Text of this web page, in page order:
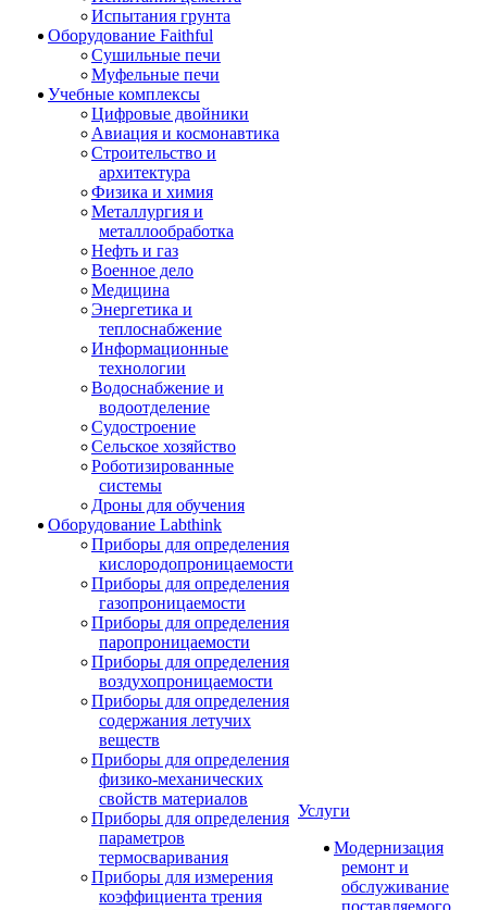
Испытания грунта
Оборудование Faithful
Сушильные печи
Муфельные печи
Учебные комплексы
Цифровые двойники
Авиация и космонавтика
Строительство и
архитектура
Физика и химия
Металлургия и
металлообработка
Нефть и газ
Военное дело
Медицина
Энергетика и
теплоснабжение
Информационные
технологии
Водоснабжение и
водоотделение
Судостроение
Сельское хозяйство
Роботизированные
системы
Дроны для обучения
Оборудование Labthink
Приборы для определения
кислородопроницаемости
Приборы для определения
газопроницаемости
Приборы для определения
паропроницаемости
Приборы для определения
воздухопроницаемости
Приборы для определения
содержания летучих
веществ
Приборы для определения
физико-механических
свойств материалов
Приборы для определения
параметров
термосваривания
Приборы для измерения
коэффициента трения
Услуги
Модернизация
ремонт и
обслуживание
поставляемого